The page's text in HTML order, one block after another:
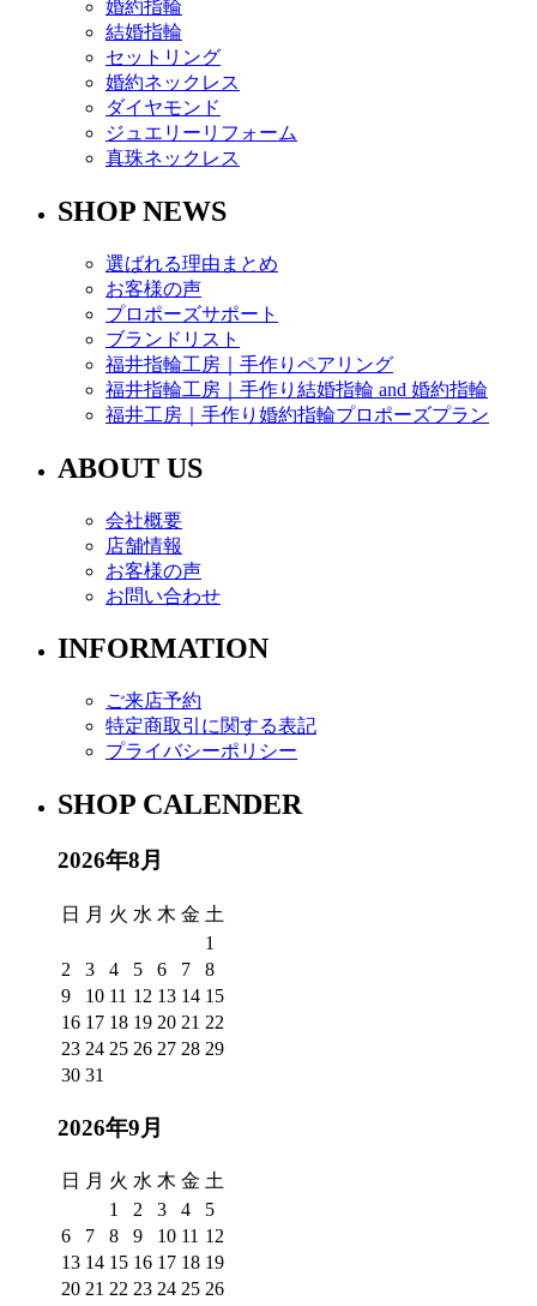
婚約指輪
結婚指輪
セットリング
婚約ネックレス
ダイヤモンド
ジュエリーリフォーム
真珠ネックレス
SHOP NEWS
選ばれる理由まとめ
お客様の声
プロポーズサポート
ブランドリスト
福井指輪工房｜手作りペアリング
福井指輪工房｜手作り結婚指輪 and 婚約指輪
福井工房｜手作り婚約指輪プロポーズプラン
ABOUT US
会社概要
店舗情報
お客様の声
お問い合わせ
INFORMATION
ご来店予約
特定商取引に関する表記
プライバシーポリシー
SHOP CALENDER
2026年8月
日 月 火 水 木 金 土
1
2
3 4 5 6 7
8
9
10 11 12 13 14 15
16 17 18 19 20 21 22
23 24 25 26 27 28 29
30 31
2026年9月
日 月 火 水 木 金 土
1
2 3 4
5
6
7 8 9 10 11 12
13 14 15 16 17 18 19
20 21 22 23 24 25 26